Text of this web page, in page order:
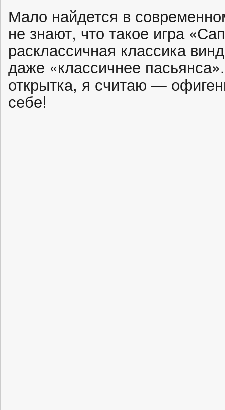
Мало найдется в
не знают, что такое игра
расклассичная классика
даже «классичнее
открытка, я считаю —
себе!